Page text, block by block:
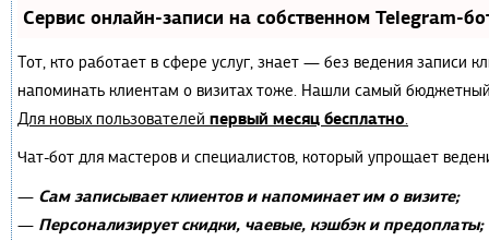
Сервис онлайн-записи на собственном Telegram-
Тот, кто работает в сфере услуг, знает — без ведения записи
напоминать клиентам о визитах тоже. Нашли самый
Для новых пользователей первый месяц бесплатно.
Чат-бот для мастеров и специалистов, который упрощает
— Сам записывает клиентов и напоминает им о визите;
— Персонализирует скидки, чаевые, кэшбэк и предоплаты;